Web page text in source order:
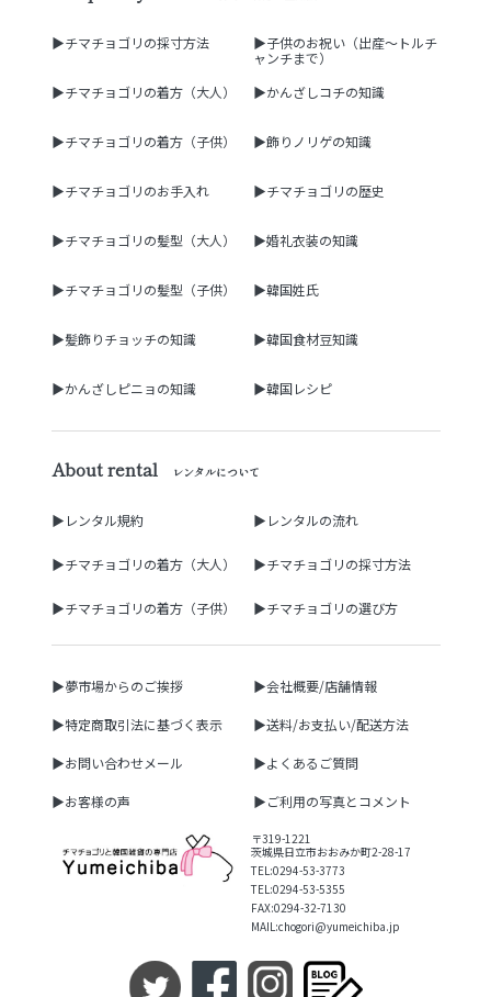
▶チマチョゴリの採寸方法
▶子供のお祝い（出産～トルチ
ャンチまで）
▶チマチョゴリの着方（大人）
▶かんざしコチの知識
▶チマチョゴリの着方（子供） ▶飾りノリゲの知識
▶チマチョゴリのお手入れ ▶チマチョゴリの歴史
▶チマチョゴリの髪型（大人） ▶婚礼衣装の知識
▶チマチョゴリの髪型（子供） ▶韓国姓氏
▶髪飾りチョッチの知識 ▶韓国食材豆知識
▶かんざしピニョの知識 ▶韓国レシピ
About rental レンタルについて
▶レンタル規約 ▶レンタルの流れ
▶チマチョゴリの着方（大人） ▶チマチョゴリの採寸方法
▶チマチョゴリの着方（子供） ▶チマチョゴリの選び方
▶夢市場からのご挨拶 ▶会社概要/店舗情報
▶特定商取引法に基づく表示 ▶送料/お支払い/配送方法
▶お問い合わせメール ▶よくあるご質問
▶お客様の声 ▶ご利用の写真とコメント
〒319-1221
茨城県日立市おおみか町2-28-17
TEL:0294-53-3773
TEL:0294-53-5355
FAX:0294-32-7130
MAIL:chogori@yumeichiba.jp